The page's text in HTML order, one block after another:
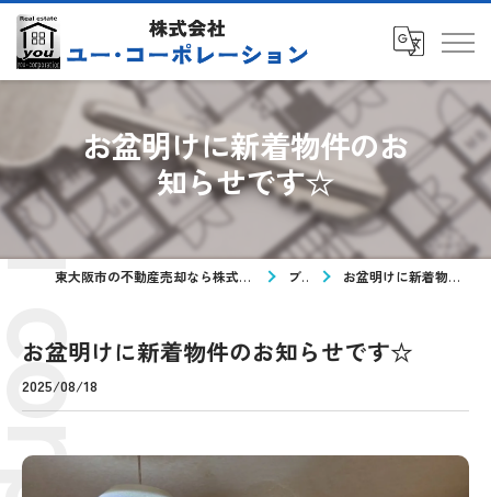
お盆明けに新着物件のお
知らせです☆
東大阪市の不動産売却なら株式会社ユー・コーポレーション ブログ お盆明けに新着物件のお知らせです☆
お盆明けに新着物件のお知らせです☆
2025/08/18